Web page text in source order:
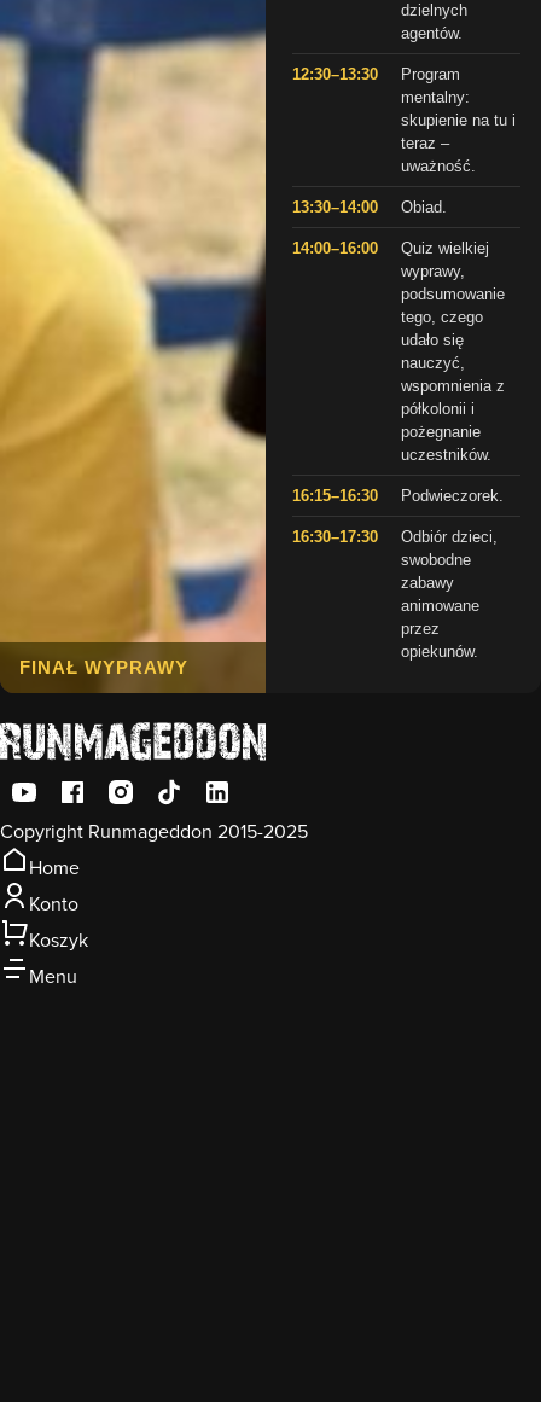
FINAŁ WYPRAWY
dzielnych
agentów.
12:30–13:30
Program
mentalny:
skupienie na tu i
teraz –
uważność.
13:30–14:00 Obiad.
14:00–16:00
Quiz wielkiej
wyprawy,
podsumowanie
tego, czego
udało się
nauczyć,
wspomnienia z
półkolonii i
pożegnanie
uczestników.
16:15–16:30 Podwieczorek.
16:30–17:30
Odbiór dzieci,
swobodne
zabawy
animowane
przez
opiekunów.
Copyright Runmageddon 2015-2025
Home
Konto
Koszyk
Menu